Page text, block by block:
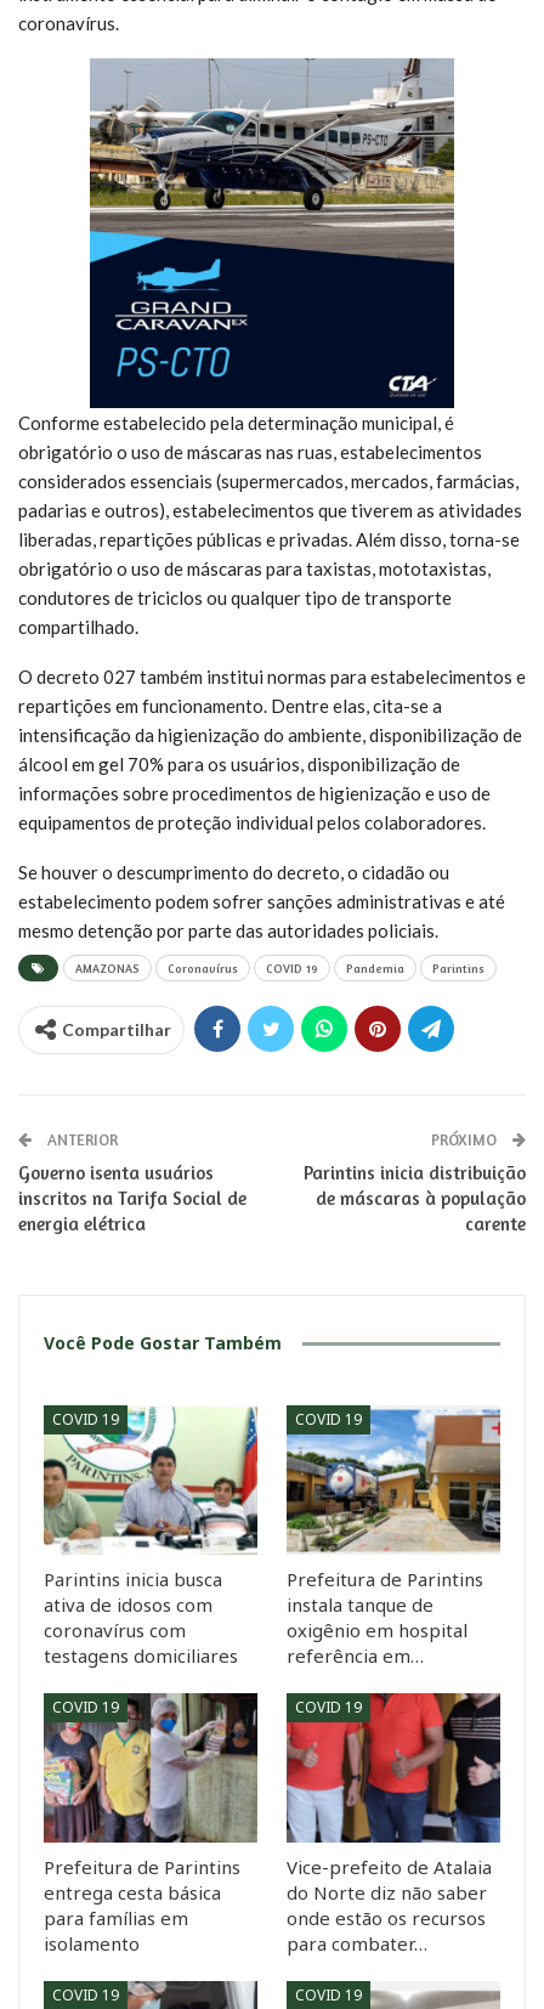
coronavírus.
Conforme estabelecido pela determinação municipal, é
obrigatório o uso de máscaras nas ruas, estabelecimentos
considerados essenciais (supermercados, mercados, farmácias,
padarias e outros), estabelecimentos que tiverem as atividades
liberadas, repartições públicas e privadas. Além disso, torna-se
obrigatório o uso de máscaras para taxistas, mototaxistas,
condutores de triciclos ou qualquer tipo de transporte
compartilhado.
O decreto 027 também institui normas para estabelecimentos e
repartições em funcionamento. Dentre elas, cita-se a
intensificação da higienização do ambiente, disponibilização de
álcool em gel 70% para os usuários, disponibilização de
informações sobre procedimentos de higienização e uso de
equipamentos de proteção individual pelos colaboradores.
Se houver o descumprimento do decreto, o cidadão ou
estabelecimento podem sofrer sanções administrativas e até
mesmo detenção por parte das autoridades policiais.
AMAZONAS Coronavírus COVID 19 Pandemia Parintins
Compartilhar
ANTERIOR
Governo isenta usuários
inscritos na Tarifa Social de
energia elétrica
PRÓXIMO
Parintins inicia distribuição
de máscaras à população
carente
Você Pode Gostar Também
COVID 19
Parintins inicia busca
ativa de idosos com
coronavírus com
testagens domiciliares
COVID 19
Prefeitura de Parintins
instala tanque de
oxigênio em hospital
referência em…
COVID 19
Prefeitura de Parintins
entrega cesta básica
para famílias em
isolamento
COVID 19
Vice-prefeito de Atalaia
do Norte diz não saber
onde estão os recursos
para combater…
COVID 19 COVID 19